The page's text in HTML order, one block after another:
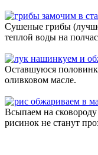
Сушеные грибы
теплой воды на
Оставшуюся
оливковом масле.
Всыпаем на
рисинок не станут